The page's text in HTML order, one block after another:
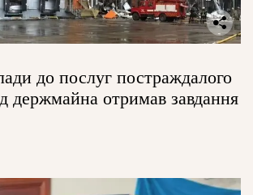
до послуг постраждалого
держмайна отримав завдання